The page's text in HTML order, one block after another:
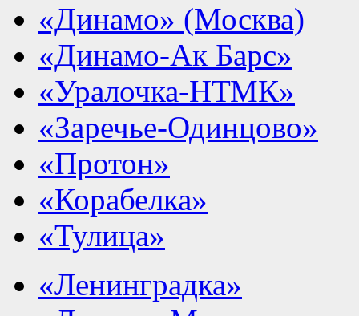
«Динамо» (Москва)
«Динамо-Ак Барс»
«Уралочка-НТМК»
«Заречье-Одинцово»
«Протон»
«Корабелка»
«Тулица»
«Ленинградка»